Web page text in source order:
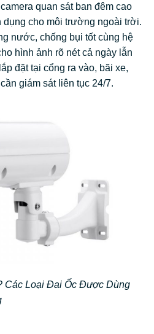
quan sát ban đêm cao
cho môi trường ngoài trời.
nước, chống bụi tốt cùng hệ
hình ảnh rõ nét cả ngày lẫn
đặt tại cổng ra vào, bãi xe,
giám sát liên tục 24/7.
Các Loại Đai Ốc Được Dùng